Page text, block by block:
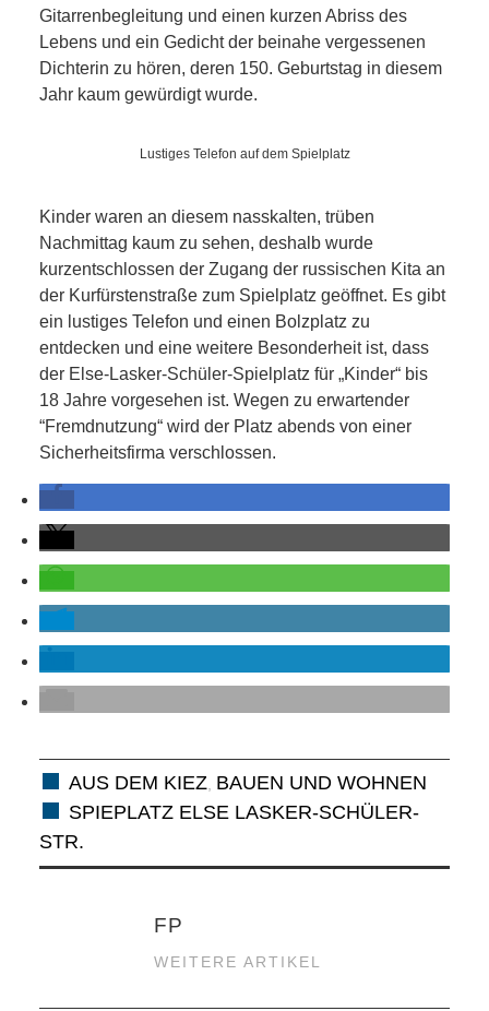
HERANWACHSENDE,
SCHULE
KUNST
KULTUR
IN
EIGENER
SACHE
MITEINANDER
ÖFFENTLICHER
RAUM UND
VERKEHR
BAUEN
UND
WOHNEN
SPORT
FREIZEIT
Gitarrenbegleitung und einen kurzen Abriss des
Lebens und ein Gedicht der beinahe vergessenen
Dichterin zu hören, deren 150. Geburtstag in diesem
Jahr kaum gewürdigt wurde.
Lustiges Telefon auf dem Spielplatz
Kinder waren an diesem nasskalten, trüben
Nachmittag kaum zu sehen, deshalb wurde
kurzentschlossen der Zugang der russischen Kita an
der Kurfürstenstraße zum Spielplatz geöffnet. Es gibt
ein lustiges Telefon und einen Bolzplatz zu
entdecken und eine weitere Besonderheit ist, dass
der Else-Lasker-Schüler-Spielplatz für „Kinder“ bis
18 Jahre vorgesehen ist. Wegen zu erwartender
“Fremdnutzung“ wird der Platz abends von einer
Sicherheitsfirma verschlossen.
AUS DEM KIEZ, BAUEN UND WOHNEN
SPIEPLATZ ELSE LASKER-SCHÜLER-
STR.
FP
WEITERE ARTIKEL